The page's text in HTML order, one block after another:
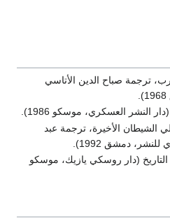
ترجمة صباح الدين الأتاسي
النشر العسكري، موسكو 1986).
الشيطان الأخيرة، ترجمة عبد
دمشق 1992).
(دار روسكي يازيك، موسكو